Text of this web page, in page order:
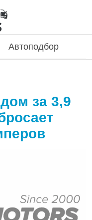
Автоподбор
за 3,9